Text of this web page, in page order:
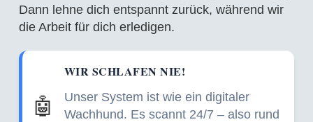
Dann lehne dich entspannt zurück, während wir
die Arbeit für dich erledigen.
🤖
WIR SCHLAFEN NIE!
Unser System ist wie ein digitaler
Wachhund. Es scannt 24/7 – also rund